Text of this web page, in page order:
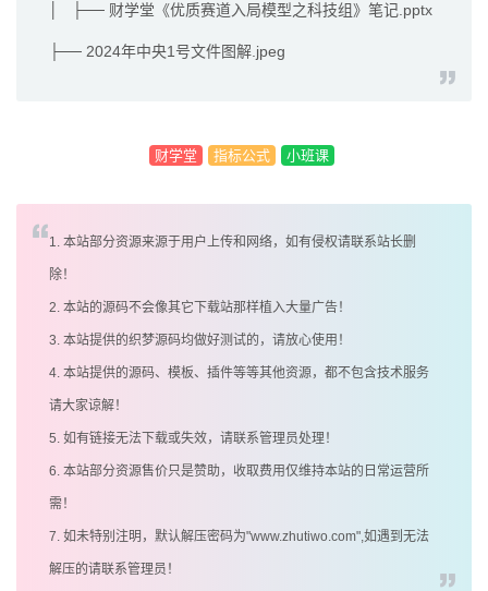
│ ├── 财学堂《优质赛道入局模型之科技组》笔记.pptx
├── 2024年中央1号文件图解.jpeg
财学堂 指标公式 小班课
1. 本站部分资源来源于用户上传和网络，如有侵权请联系站长删
除！
2. 本站的源码不会像其它下载站那样植入大量广告！
3. 本站提供的织梦源码均做好测试的，请放心使用！
4. 本站提供的源码、模板、插件等等其他资源，都不包含技术服务
请大家谅解！
5. 如有链接无法下载或失效，请联系管理员处理！
6. 本站部分资源售价只是赞助，收取费用仅维持本站的日常运营所
需！
7. 如未特别注明，默认解压密码为"www.zhutiwo.com",如遇到无法
解压的请联系管理员！